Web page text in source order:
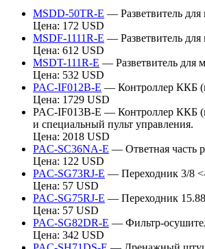
MSDD-50TR-E — Разветвитель для
Цена: 172 USD
MSDF-1111R-E — Разветвитель для
Цена: 612 USD
MSDT-111R-E — Разветвитель для
Цена: 532 USD
PAC-IF012B-E — Контроллер ККБ
Цена: 1729 USD
PAC-IF013B-E — Контроллер ККБ
и специальный пульт управления.
Цена: 2018 USD
PAC-SC36NA-E — Ответная часть
Цена: 122 USD
PAC-SG73RJ-E — Переходник 3/8
Цена: 57 USD
PAC-SG75RJ-E — Переходник
Цена: 57 USD
PAC-SG82DR-E — Фильтр-
Цена: 342 USD